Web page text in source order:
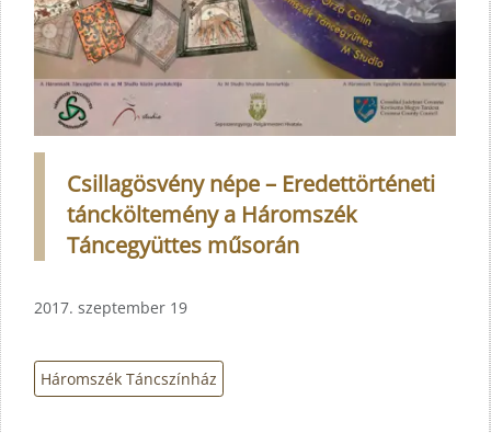
Csillagösvény népe – Eredettörténeti
táncköltemény a Háromszék
Táncegyüttes műsorán
2017. szeptember 19
Háromszék Táncszínház